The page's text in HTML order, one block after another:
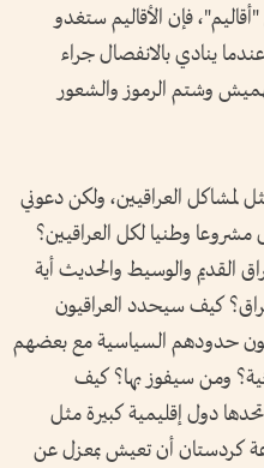
فإن الأقاليم ستغدو
ينادي بالانفصال جراء
وشتم الرموز والشعور
لمشاكل العراقيين، ولكن دعوني
وطنيا لكل العراقيين؟
القديم والوسيط والحديث أية
كيف سيحدد العراقيون
حدودهم السياسية مع بعضهم
ومن سيفوز بها؟ كيف
دول إقليمية كبيرة مثل
كردستان أن تعيش بمعزل عن